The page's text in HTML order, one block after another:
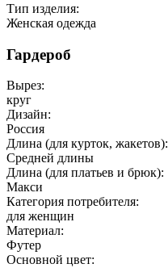
Тип изделия:
Женская одежда
Гардероб
Вырез:
круг
Дизайн:
Россия
Длина (для курток, жакетов):
Средней длины
Длина (для платьев и брюк):
Макси
Категория потребителя:
для женщин
Материал:
Футер
Основной цвет: